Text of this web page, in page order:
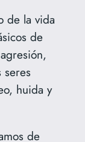
de la vida
de
seres
huida y
de